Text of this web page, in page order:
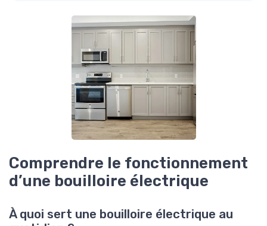
Comprendre le fonctionnement
d’une bouilloire électrique
À quoi sert une bouilloire électrique au